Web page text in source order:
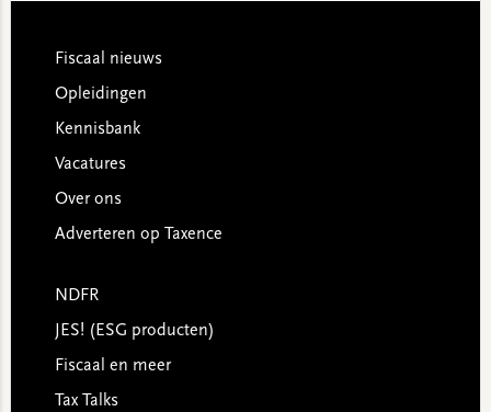
Footer
Fiscaal nieuws
Opleidingen
Kennisbank
Vacatures
Over ons
Adverteren op Taxence
NDFR
JES! (ESG producten)
Fiscaal en meer
Tax Talks